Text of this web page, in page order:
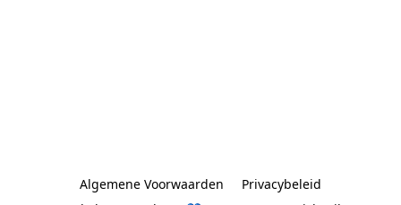
Algemene Voorwaarden
Privacybeleid